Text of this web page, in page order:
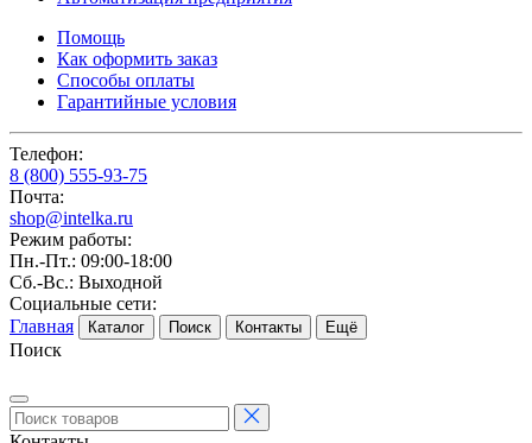
Помощь
Как оформить заказ
Способы оплаты
Гарантийные условия
Телефон:
8 (800) 555-93-75
Почта:
shop@intelka.ru
Режим работы:
Пн.-Пт.: 09:00-18:00
Сб.-Вс.: Выходной
Социальные сети:
Главная
Каталог Поиск Контакты Ещё
Поиск